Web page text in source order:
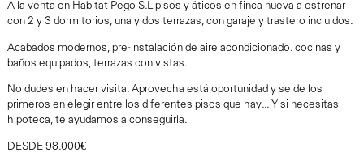
A la venta en Habitat Pego S.L pisos y áticos en finca nueva a estrenar
con 2 y 3 dormitorios, una y dos terrazas, con garaje y trastero incluidos.
Acabados modernos, pre-instalación de aire acondicionado. cocinas y
baños equipados, terrazas con vistas.
No dudes en hacer visita. Aprovecha está oportunidad y se de los
primeros en elegir entre los diferentes pisos que hay... Y si necesitas
hipoteca, te ayudamos a conseguirla.
DESDE 98.000€